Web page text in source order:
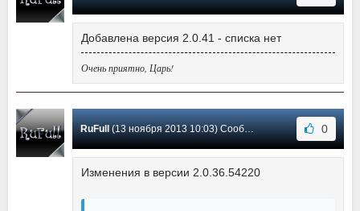
Добавлена версия 2.0.41 - списка нет
Очень приятно, Царь!
RuFull (13 ноября 2013 10:03) Сообщение #21 0
Изменения в версии 2.0.36.54220